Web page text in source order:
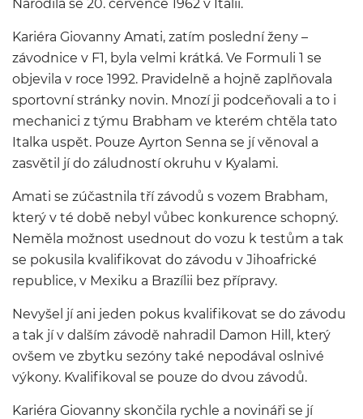
Narodila se 20. července 1962 v Itálii.
Kariéra Giovanny Amati, zatím poslední ženy –
závodnice v F1, byla velmi krátká. Ve Formuli 1 se
objevila v roce 1992. Pravidelně a hojně zaplňovala
sportovní stránky novin. Mnozí ji podceňovali a to i
mechanici z týmu Brabham ve kterém chtěla tato
Italka uspět. Pouze Ayrton Senna se jí věnoval a
zasvětil jí do záludností okruhu v Kyalami.
Amati se zúčastnila tří závodů s vozem Brabham,
který v té době nebyl vůbec konkurence schopný.
Neměla možnost usednout do vozu k testům a tak
se pokusila kvalifikovat do závodu v Jihoafrické
republice, v Mexiku a Brazílii bez přípravy.
Nevyšel jí ani jeden pokus kvalifikovat se do závodu
a tak jí v dalším závodě nahradil Damon Hill, který
ovšem ve zbytku sezóny také nepodával oslnivé
výkony. Kvalifikoval se pouze do dvou závodů.
Kariéra Giovanny skončila rychle a novináři se jí